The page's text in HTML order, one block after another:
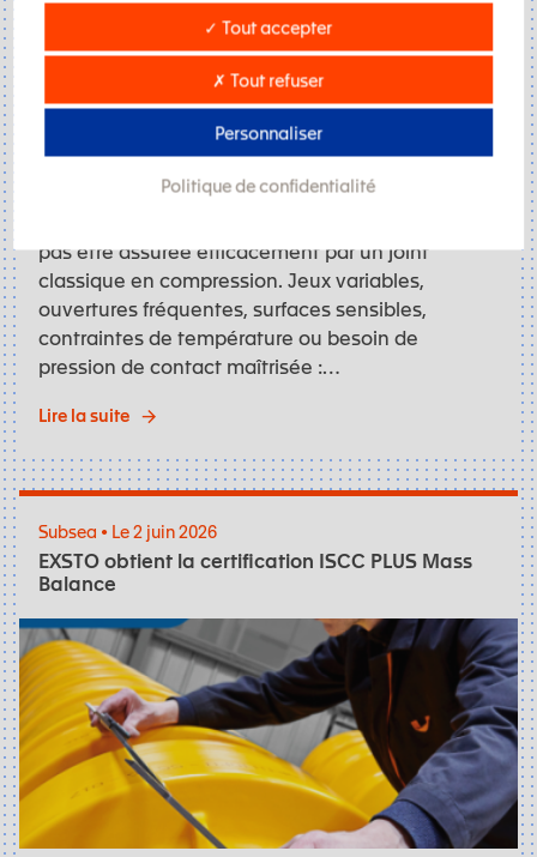
pas être assurée efficacement par un joint
classique en compression. Jeux variables,
ouvertures fréquentes, surfaces sensibles,
contraintes de température ou besoin de
pression de contact maîtrisée :…
Lire la suite
Subsea • Le 2 juin 2026
EXSTO obtient la certification ISCC PLUS Mass
Balance
✓ Tout accepter
✗ Tout refuser
Personnaliser
Politique de confidentialité